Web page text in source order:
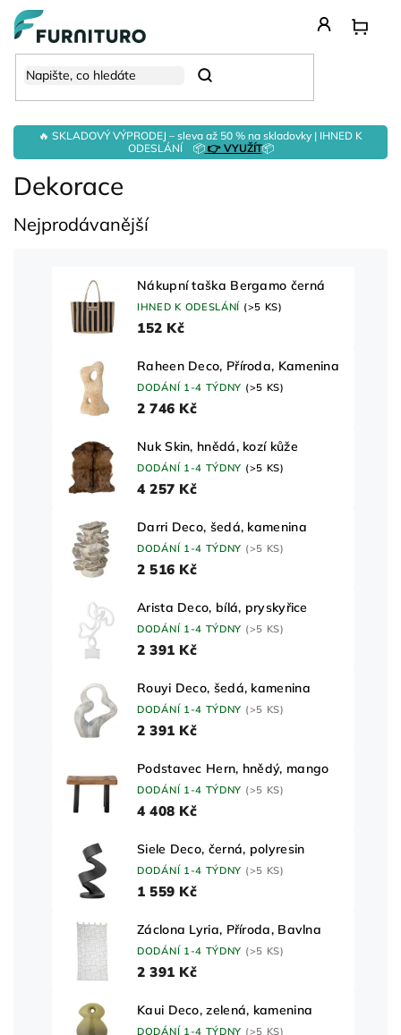
Přejít
obsah
🔥 SKLADOVÝ VÝPRODEJ – sleva až 50 % na skladovky | IHNED K
ODESLÁNÍ 📦👉 VYUŽÍT📦
Hledat
Dekorace
Nejprodávanější
Nákupní taška Bergamo černá
IHNED K ODESLÁNÍ (>5 KS)
152 Kč
Raheen Deco, Příroda, Kamenina
DODÁNÍ 1-4 TÝDNY (>5 KS)
2 746 Kč
Nuk Skin, hnědá, kozí kůže
DODÁNÍ 1-4 TÝDNY (>5 KS)
4 257 Kč
Darri Deco, šedá, kamenina
DODÁNÍ 1-4 TÝDNY (>5 KS)
2 516 Kč
Arista Deco, bílá, pryskyřice
DODÁNÍ 1-4 TÝDNY (>5 KS)
2 391 Kč
Rouyi Deco, šedá, kamenina
DODÁNÍ 1-4 TÝDNY (>5 KS)
2 391 Kč
Podstavec Hern, hnědý, mango
DODÁNÍ 1-4 TÝDNY (>5 KS)
4 408 Kč
Siele Deco, černá, polyresin
DODÁNÍ 1-4 TÝDNY (>5 KS)
1 559 Kč
Záclona Lyria, Příroda, Bavlna
DODÁNÍ 1-4 TÝDNY (>5 KS)
2 391 Kč
Kaui Deco, zelená, kamenina
DODÁNÍ 1-4 TÝDNY (>5 KS)